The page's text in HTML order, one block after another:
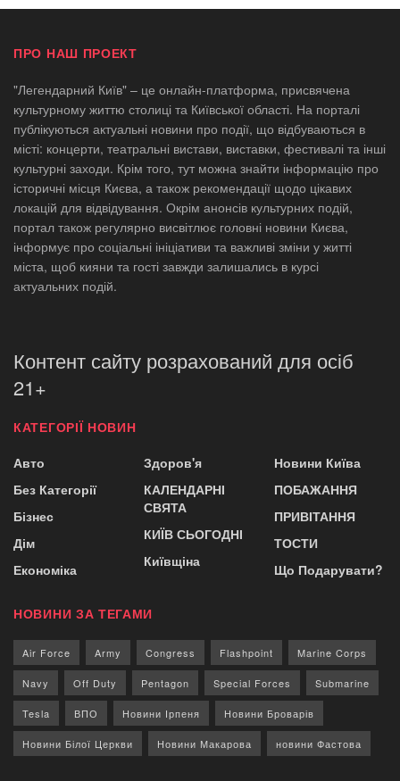
ПРО НАШ ПРОЕКТ
"Легендарний Київ" – це онлайн-платформа, присвячена
культурному життю столиці та Київської області. На порталі
публікуються актуальні новини про події, що відбуваються в
місті: концерти, театральні вистави, виставки, фестивалі та інші
культурні заходи. Крім того, тут можна знайти інформацію про
історичні місця Києва, а також рекомендації щодо цікавих
локацій для відвідування. Окрім анонсів культурних подій,
портал також регулярно висвітлює головні новини Києва,
інформує про соціальні ініціативи та важливі зміни у житті
міста, щоб кияни та гості завжди залишались в курсі
актуальних подій.
Контент сайту розрахований для осіб
21+
КАТЕГОРІЇ НОВИН
Авто
Без Категорії
Бізнес
Дім
Економіка
Здоров'я
КАЛЕНДАРНІ
СВЯТА
КИЇВ СЬОГОДНІ
Київщіна
Новини Київа
ПОБАЖАННЯ
ПРИВІТАННЯ
ТОСТИ
Що Подарувати?
НОВИНИ ЗА ТЕГАМИ
Air Force Army Congress Flashpoint Marine Corps
Navy Off Duty Pentagon Special Forces Submarine
Tesla ВПО Новини Ірпеня Новини Броварів
Новини Білої Церкви Новини Макарова новини Фастова